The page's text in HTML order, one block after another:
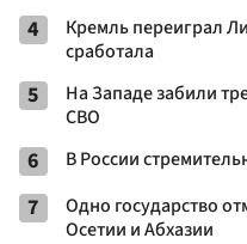
4
Кремль переиграл
сработала
5
На Западе забили
СВО
6 В России
7
Одно государство
Осетии и Абхазии